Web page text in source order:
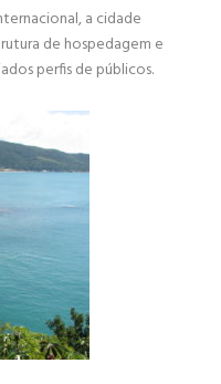
a cidade
de hospedagem e
perfis de públicos.